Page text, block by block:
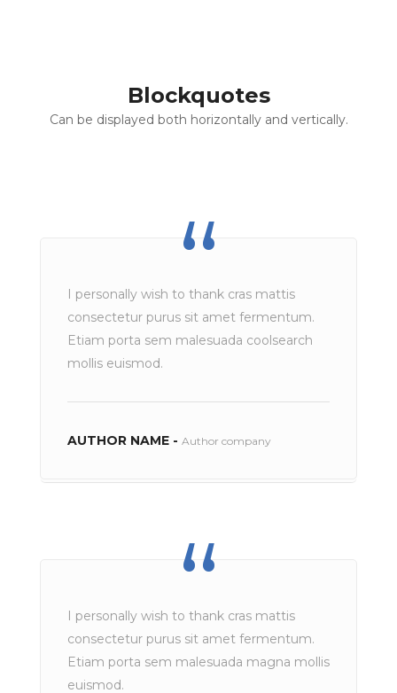
Blockquotes
Can be displayed both horizontally and vertically.
I personally wish to thank cras mattis
consectetur purus sit amet fermentum.
Etiam porta sem malesuada coolsearch
mollis euismod.
AUTHOR NAME - Author company
I personally wish to thank cras mattis
consectetur purus sit amet fermentum.
Etiam porta sem malesuada magna mollis
euismod.